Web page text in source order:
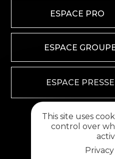
ESPACE PRO
ESPACE
ESPACE PRESSE
This site uses
control over